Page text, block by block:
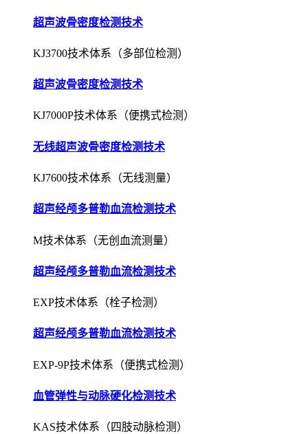
超声波骨密度检测技术
KJ3700技术体系（多部位检测）
超声波骨密度检测技术
KJ7000P技术体系（便携式检测）
无线超声波骨密度检测技术
KJ7600技术体系（无线测量）
超声经颅多普勒血流检测技术
M技术体系（无创血流测量）
超声经颅多普勒血流检测技术
EXP技术体系（栓子检测）
超声经颅多普勒血流检测技术
EXP-9P技术体系（便携式检测）
血管弹性与动脉硬化检测技术
KAS技术体系（四肢动脉检测）